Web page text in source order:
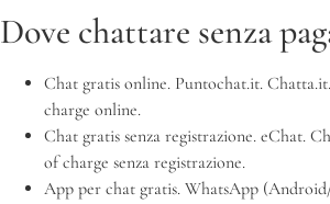
Dove chattare senza
Chat gratis online. Puntochat.it.
charge online.
Chat gratis senza registrazione. eChat.
of charge senza registrazione.
App per chat gratis. WhatsApp